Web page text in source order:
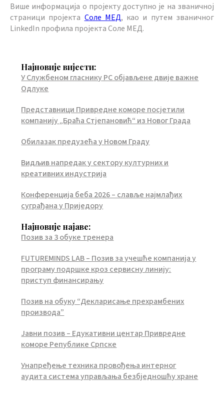
Више информација о пројекту доступно је на званичној
страници пројекта Соле МЕД, као и путем званичног
LinkedIn профила пројекта Соле МЕД.
Најновије вијести:
У Службеном гласнику РС објављене двије важне
Одлуке
Представници Привредне коморе посјетили
компанију „Браћа Стјепановић“ из Новог Града
Обилазак предузећа у Новом Граду
Видљив напредак у сектору културних и
креативних индустрија
Конференција беба 2026 – славље најмлађих
суграђана у Приједору
Најновије најаве:
Позив за 3 обуке тренера
FUTUREMINDS LAB – Позив за учешће компанија у
програму подршке кроз сервисну линију:
приступ финансирању
Позив на обуку “Декларисање прехрамбених
производа”
Јавни позив – Едукативни центар Привредне
коморе Републике Српске
Унапређење техника провођења интерног
аудита система управљања безбједношћу хране